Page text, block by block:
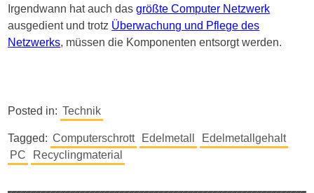
Irgendwann hat auch dasgrößte Computer Netzwerk
ausgedient und trotz Überwachung und Pflege des
Netzwerks, müssen die Komponenten entsorgt werden.
Posted in: Technik
Tagged: Computerschrott Edelmetall
Edelmetallgehalt
PC
Recyclingmaterial